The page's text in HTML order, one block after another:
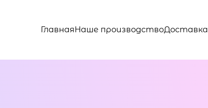
ГлавнаяНаше производствоДоставка